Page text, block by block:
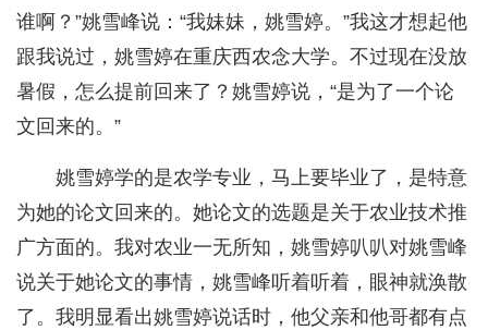
谁啊？”姚雪峰说：“我妹妹，姚雪婷。”我这才想起他
跟我说过，姚雪婷在重庆西农念大学。不过现在没放
暑假，怎么提前回来了？姚雪婷说，“是为了一个论
文回来的。”
姚雪婷学的是农学专业，马上要毕业了，是特意
为她的论文回来的。她论文的选题是关于农业技术推
广方面的。我对农业一无所知，姚雪婷叭叭对姚雪峰
说关于她论文的事情，姚雪峰听着听着，眼神就涣散
了。我明显看出姚雪婷说话时，他父亲和他哥都有点